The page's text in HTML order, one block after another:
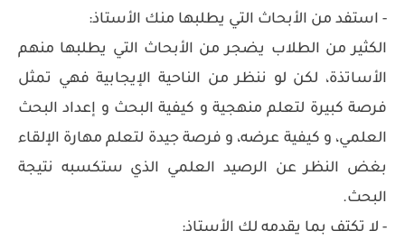
- استفد من الأبحاث التي يطلبها منك الأستاذ:
الكثير من الطلاب يضجر من الأبحاث التي يطلبها منهم
الأساتذة، لكن لو ننظر من الناحية الإيجابية فهي تمثل
فرصة كبيرة لتعلم منهجية و كيفية البحث و إعداد البحث
العلمي، و كيفية عرضه، و فرصة جيدة لتعلم مهارة الإلقاء
بغض النظر عن الرصيد العلمي الذي ستكسبه نتيجة
البحث.
- لا تكتف بما يقدمه لك الأستاذ: